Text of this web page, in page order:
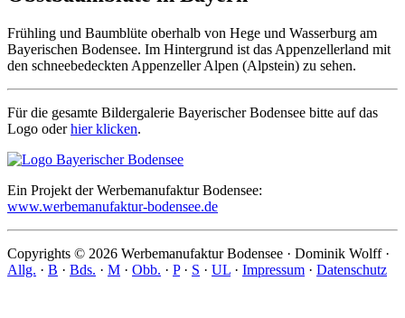
Frühling und Baumblüte oberhalb von Hege und Wasserburg am
Bayerischen Bodensee. Im Hintergrund ist das Appenzellerland mit
den schneebedeckten Appenzeller Alpen (Alpstein) zu sehen.
Für die gesamte Bildergalerie Bayerischer Bodensee bitte auf das
Logo oderhier klicken.
Ein Projekt der Werbemanufaktur Bodensee:
www.werbemanufaktur-bodensee.de
Copyrights © 2026 Werbemanufaktur Bodensee · Dominik Wolff ·
Allg. · B · Bds. · M · Obb. · P· S · UL · Impressum · Datenschutz